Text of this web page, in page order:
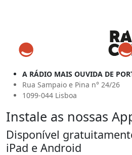
A RÁDIO MAIS OUVIDA DE
Rua Sampaio e Pina n° 24/26
1099-044 Lisboa
Instale as nossas
Disponível
iPad e Android